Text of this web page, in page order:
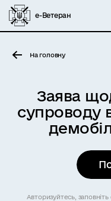
е-Ветеран
На головну
Заява
супроводу
Авторизуйтесь,